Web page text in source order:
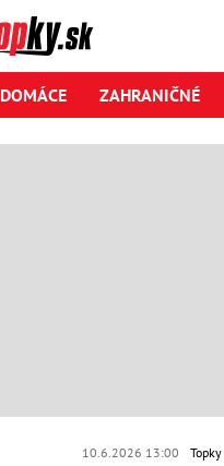
DOMÁCE ZAHRANIČNÉ
10.6.2026 13:00 Topky